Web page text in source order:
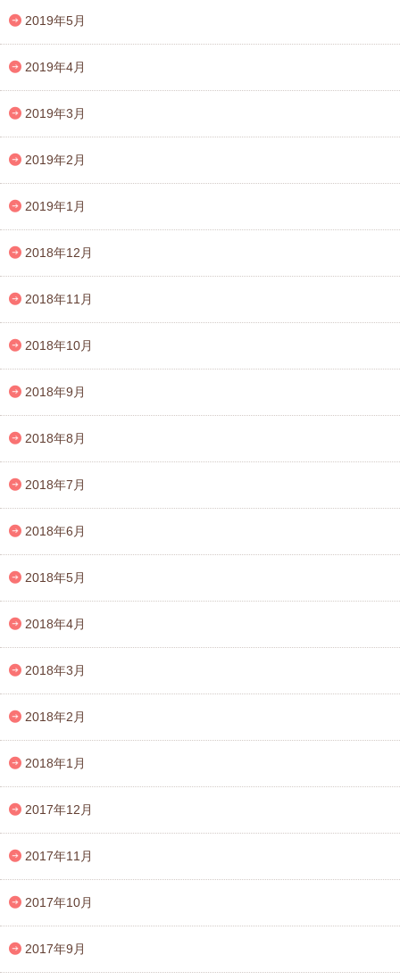
2019年5月
2019年4月
2019年3月
2019年2月
2019年1月
2018年12月
2018年11月
2018年10月
2018年9月
2018年8月
2018年7月
2018年6月
2018年5月
2018年4月
2018年3月
2018年2月
2018年1月
2017年12月
2017年11月
2017年10月
2017年9月